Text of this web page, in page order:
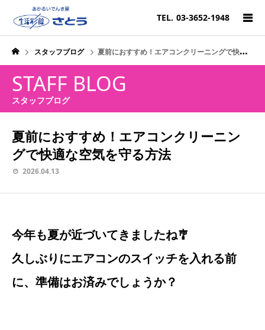
TEL. 03-3652-1948
スタッフブログ 夏前におすすめ！エアコンクリーニングで快適な空気を守る方法
STAFF BLOG
スタッフブログ
夏前におすすめ！エアコンクリーニン
グで快適な空気を守る方法
2026.04.13
今年も夏が近づいてきましたね🎐
久しぶりにエアコンのスイッチを入れる前
に、準備はお済みでしょうか？